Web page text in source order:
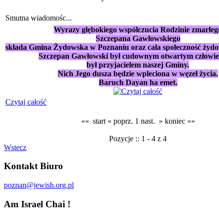
Smutna wiadomośc...
Wyrazy głębokiego współczucia Rodzinie
Szczepana Gawłowskiego
składa Gmina Żydowska w Poznaniu oraz cała społeczność
Szczepan Gawłowski był cudownym otwartym
był przyjacielem naszej Gminy.
Nich Jego dusza będzie wpleciona w węzeł życia.
Baruch Dayan ha emet.
Czytaj całość
«« start « poprz. 1 nast. » koniec »»
Pozycje :: 1 - 4 z 4
Wstecz
Kontakt Biuro
poznan@jewish.org.pl
Am Israel Chai !